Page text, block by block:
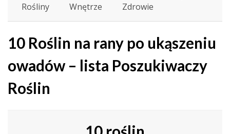
Rośliny
Wnętrze Zdrowie
10 Roślin na rany po ukąszeniu
owadów – lista Poszukiwaczy
Roślin